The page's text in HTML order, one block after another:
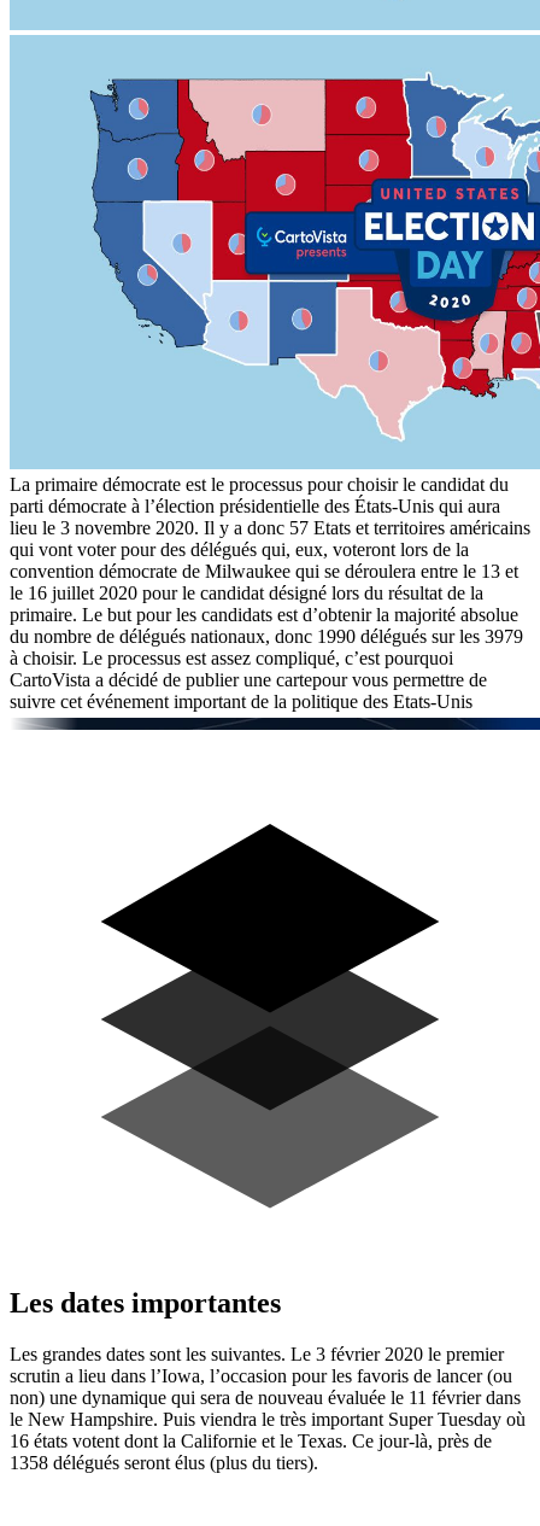
La primaire démocrate est le processus pour choisir le candidat du
parti démocrate à l’élection présidentielle des États-Unis qui aura
lieu le 3 novembre 2020. Il y a donc 57 Etats et territoires américains
qui vont voter pour des délégués qui, eux, voteront lors de la
convention démocrate de Milwaukee qui se déroulera entre le 13 et
le 16 juillet 2020 pour le candidat désigné lors du résultat de la
primaire. Le but pour les candidats est d’obtenir la majorité absolue
du nombre de délégués nationaux, donc 1990 délégués sur les 3979
à choisir. Le processus est assez compliqué, c’est pourquoi
CartoVista a décidé de publier une cartepour vous permettre de
suivre cet événement important de la politique des Etats-Unis
Les dates importantes
Les grandes dates sont les suivantes. Le 3 février 2020 le premier
scrutin a lieu dans l’Iowa, l’occasion pour les favoris de lancer (ou
non) une dynamique qui sera de nouveau évaluée le 11 février dans
le New Hampshire. Puis viendra le très important Super Tuesday où
16 états votent dont la Californie et le Texas. Ce jour-là, près de
1358 délégués seront élus (plus du tiers).